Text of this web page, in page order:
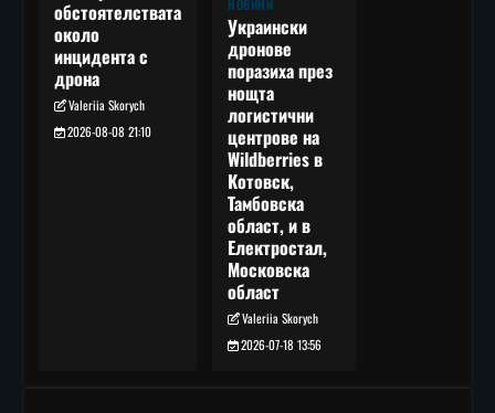
обстоятелствата
около
инцидента с
дрона
Valeriia Skorych
2026-08-08 21:10
НОВИНИ
Украински
дронове
поразиха през
нощта
логистични
центрове на
Wildberries в
Котовск,
Тамбовска
област, и в
Електростал,
Московска
област
Valeriia Skorych
2026-07-18 13:56